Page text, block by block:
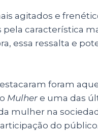
agitados e
característica
essa ressalta e
foram
Mulher e uma das
mulher na
do